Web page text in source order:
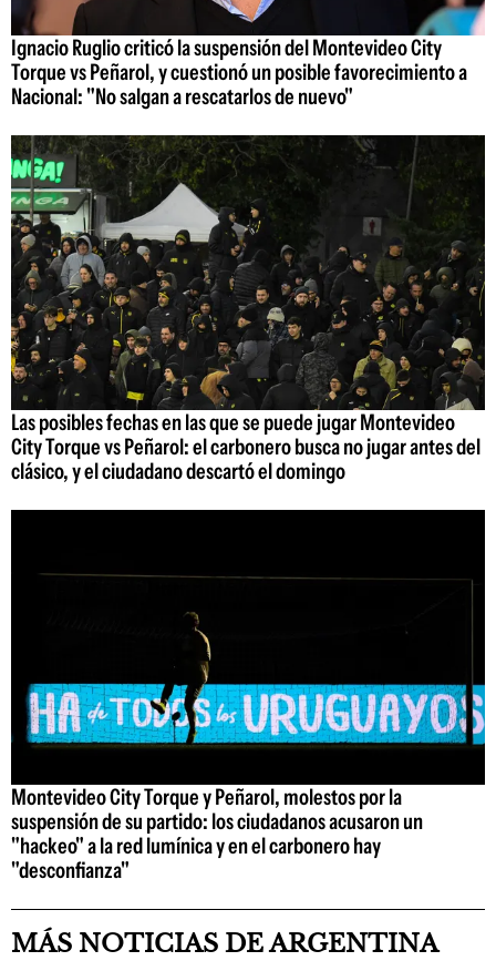
Ignacio Ruglio criticó la suspensión del Montevideo City
Torque vs Peñarol, y cuestionó un posible favorecimiento a
Nacional: "No salgan a rescatarlos de nuevo"
Las posibles fechas en las que se puede jugar Montevideo
City Torque vs Peñarol: el carbonero busca no jugar antes del
clásico, y el ciudadano descartó el domingo
Montevideo City Torque y Peñarol, molestos por la
suspensión de su partido: los ciudadanos acusaron un
"hackeo" a la red lumínica y en el carbonero hay
"desconfianza"
MÁS NOTICIAS DE ARGENTINA